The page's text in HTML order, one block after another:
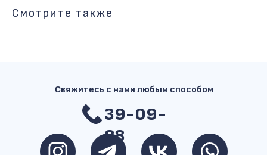
Смотрите также
39-09-
88
Свяжитесь с нами любым способом